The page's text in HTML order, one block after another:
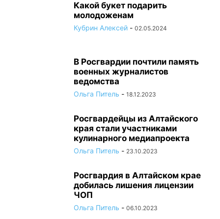
Какой букет подарить
молодоженам
Кубрин Алексей - 02.05.2024
В Росгвардии почтили память
военных журналистов
ведомства
Ольга Питель - 18.12.2023
Росгвардейцы из Алтайского
края стали участниками
кулинарного медиапроекта
Ольга Питель - 23.10.2023
Росгвардия в Алтайском крае
добилась лишения лицензии
ЧОП
Ольга Питель - 06.10.2023